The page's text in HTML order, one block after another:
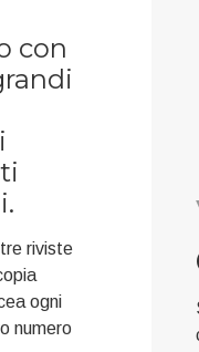
con
riviste
ogni
numero